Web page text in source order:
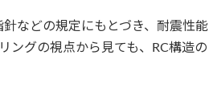
などの規定にもとづき、耐震性能
ングの視点から見ても、RC構造の